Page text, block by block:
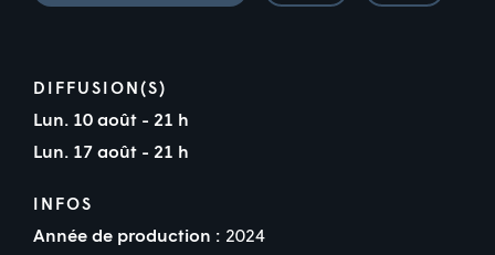
DIFFUSION(S)
Lun. 10 août - 21 h
Lun. 17 août - 21 h
INFOS
Année de production : 2024